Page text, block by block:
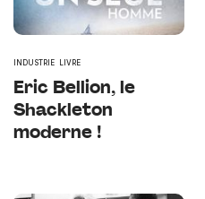
INDUSTRIE LIVRE
Eric Bellion, le
Shackleton
moderne !